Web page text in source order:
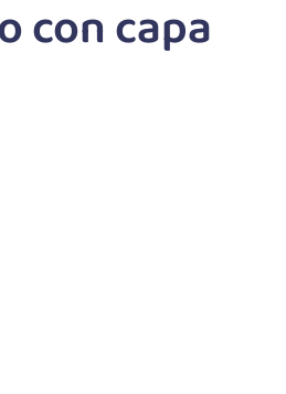
con capa